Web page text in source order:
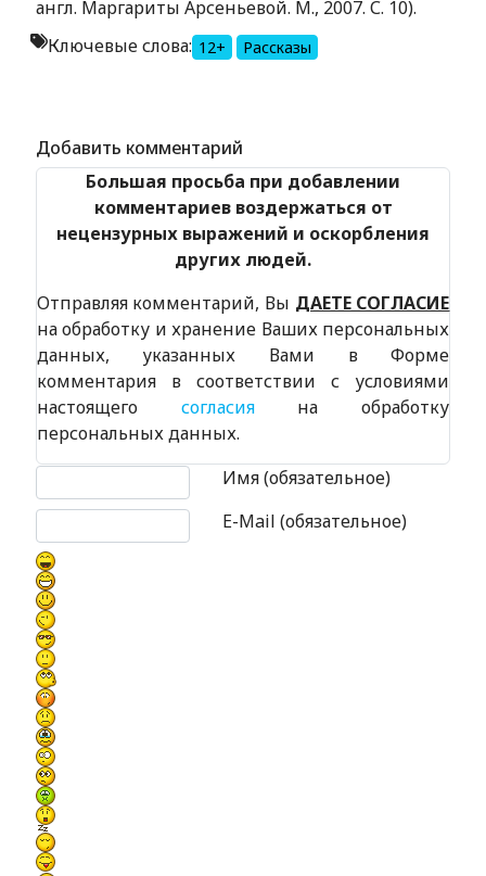
англ. Маргариты Арсеньевой. М., 2007. С. 10).
Ключевые слова: 12+ Рассказы
Добавить комментарий
Большая просьба при добавлении
комментариев воздержаться от
нецензурных выражений и оскорбления
других людей.
Отправляя комментарий, Вы ДАЕТЕ СОГЛАСИЕ
на обработку и хранение Ваших персональных
данных, указанных Вами в Форме
комментария в соответствии с условиями
настоящего согласияна обработку
персональных данных.
Имя (обязательное)
E-Mail (обязательное)
Текст комментария